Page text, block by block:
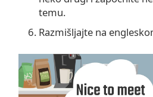
temu.
Razmišljajte na